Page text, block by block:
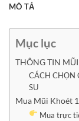
MÔ TẢ
Mục lục
THÔNG TIN
CÁCH CHỌN
SU
Mua Mũi Khoét
Mua trực